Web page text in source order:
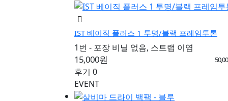
IST 베이직 플러스 1 투명/블랙 프레임투톤
1번 - 포장 비닐 없음, 스트랩 이염
15,000원
후기 0
EVENT